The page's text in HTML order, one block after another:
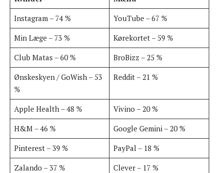
Instagram – 74 %
YouTube – 67 %
Min Læge – 73 %
Kørekortet – 59 %
Club Matas – 60 %
BroBizz – 25 %
Ønskeskyen / GoWish – 53
%
Reddit – 21 %
Apple Health – 48 %
Vivino – 20 %
H&M – 46 %
Google Gemini – 20 %
Pinterest – 39 %
PayPal – 18 %
Zalando – 37 %
Clever – 17 %